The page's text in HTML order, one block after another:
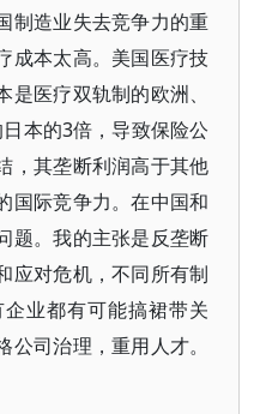
制造业失去竞争力的重
成本太高。美国医疗技
医疗双轨制的欧洲、
本的3倍，导致保险公
，其垄断利润高于其他
国际竞争力。在中国和
题。我的主张是反垄断
应对危机，不同所有制
业都有可能搞裙带关
司治理，重用人才。